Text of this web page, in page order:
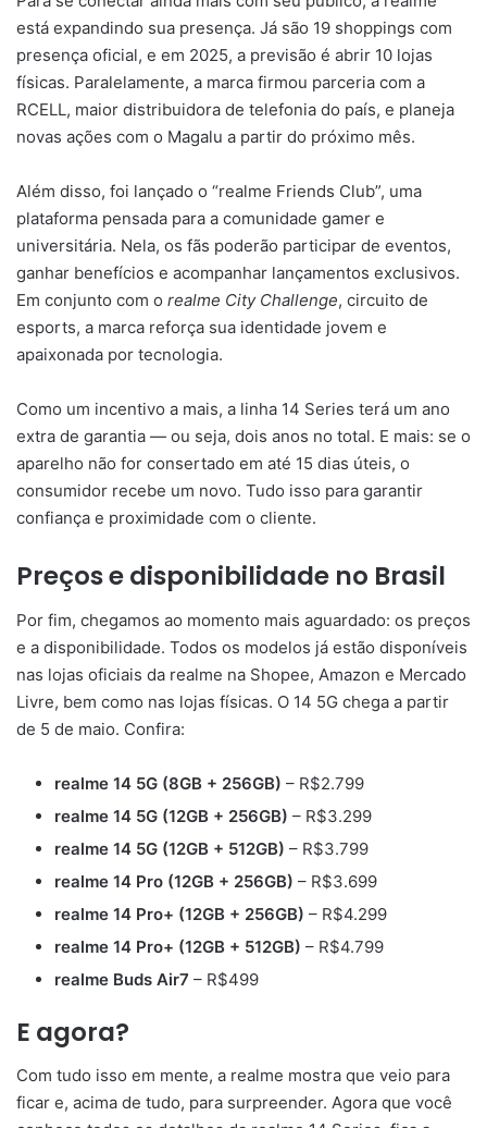
está expandindo sua presença. Já são 19 shoppings com
presença oficial, e em 2025, a previsão é abrir 10 lojas
físicas. Paralelamente, a marca firmou parceria com a
RCELL, maior distribuidora de telefonia do país, e planeja
novas ações com o Magalu a partir do próximo mês.
Além disso, foi lançado o “realme Friends Club”, uma
plataforma pensada para a comunidade gamer e
universitária. Nela, os fãs poderão participar de eventos,
ganhar benefícios e acompanhar lançamentos exclusivos.
Em conjunto com o realme City Challenge, circuito de
esports, a marca reforça sua identidade jovem e
apaixonada por tecnologia.
Como um incentivo a mais, a linha 14 Series terá um ano
extra de garantia — ou seja, dois anos no total. E mais: se o
aparelho não for consertado em até 15 dias úteis, o
consumidor recebe um novo. Tudo isso para garantir
confiança e proximidade com o cliente.
Preços e disponibilidade no Brasil
Por fim, chegamos ao momento mais aguardado: os preços
e a disponibilidade. Todos os modelos já estão disponíveis
nas lojas oficiais da realme na Shopee, Amazon e Mercado
Livre, bem como nas lojas físicas. O 14 5G chega a partir
de 5 de maio. Confira:
realme 14 5G (8GB + 256GB) – R$2.799
realme 14 5G (12GB + 256GB) – R$3.299
realme 14 5G (12GB + 512GB) – R$3.799
realme 14 Pro (12GB + 256GB) – R$3.699
realme 14 Pro+ (12GB + 256GB) – R$4.299
realme 14 Pro+ (12GB + 512GB) – R$4.799
realme Buds Air7 – R$499
E agora?
Com tudo isso em mente, a realme mostra que veio para
ficar e, acima de tudo, para surpreender. Agora que você